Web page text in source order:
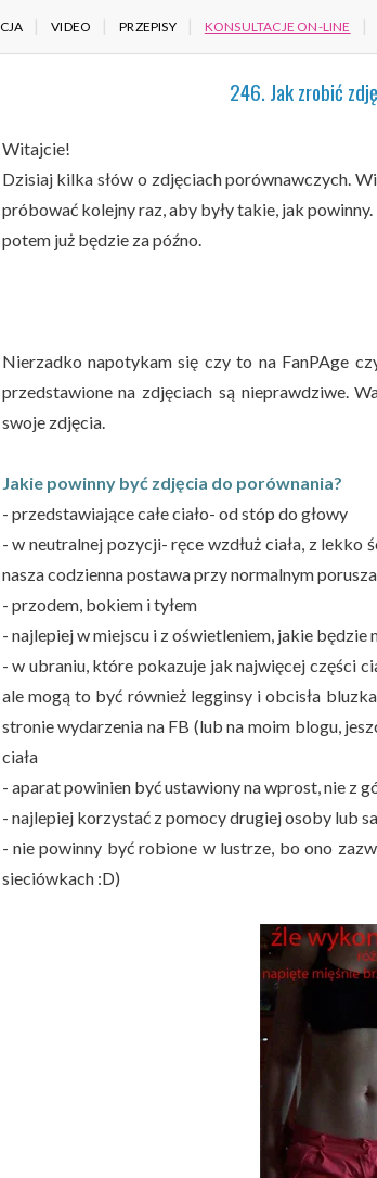
VIDEO PRZEPISY KONSULTACJE ON-LINE
246. Jak zrobić
Witajcie!
Dzisiaj kilka słów o zdjęciach porównawczych.
próbować kolejny raz, aby były takie, jak
potem już będzie za późno.
Nierzadko napotykam się czy to na FanPAge
przedstawione na zdjęciach są nieprawdziwe.
swoje zdjęcia.
Jakie powinny być zdjęcia do porównania?
- przedstawiające całe ciało- od stóp do głowy
- w neutralnej pozycji- ręce wzdłuż ciała, z
nasza codzienna postawa przy normalnym
- przodem, bokiem i tyłem
- najlepiej w miejscu i z oświetleniem, jakie
- w ubraniu, które pokazuje jak najwięcej części
ale mogą to być również legginsy i obcisła
stronie wydarzenia na FB (lub na moim blogu,
ciała
- aparat powinien być ustawiony na wprost, nie z
- najlepiej korzystać z pomocy drugiej osoby lub
- nie powinny być robione w lustrze, bo ono
sieciówkach :D)